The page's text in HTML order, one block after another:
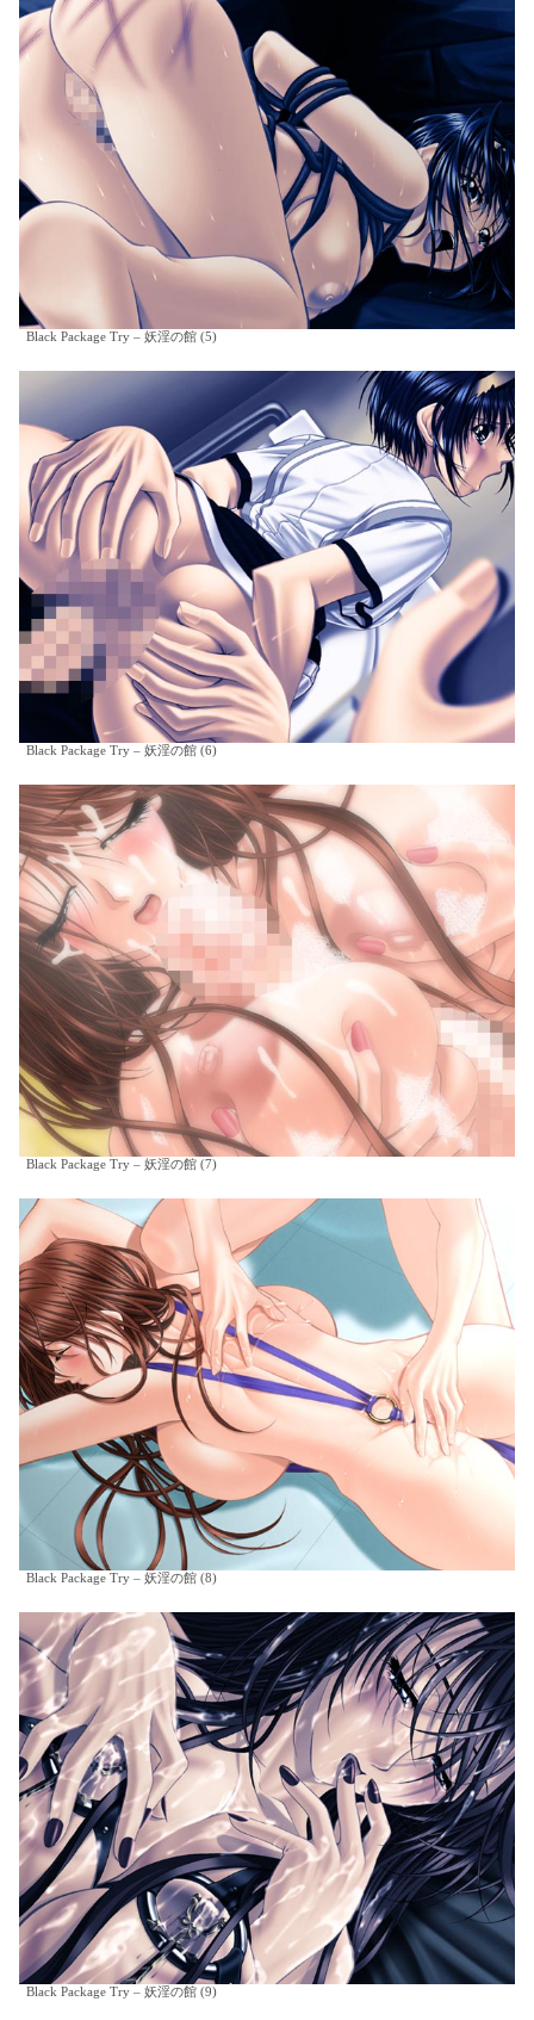
Black Package Try – 妖淫の館 (5)
Black Package Try – 妖淫の館 (6)
Black Package Try – 妖淫の館 (7)
Black Package Try – 妖淫の館 (8)
Black Package Try – 妖淫の館 (9)